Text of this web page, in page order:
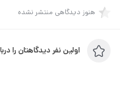
خانه، لذت می‌برد و عاشق
هنوز دیدگاهی منتشر نشده
اولین نفر دیدگاهتان را